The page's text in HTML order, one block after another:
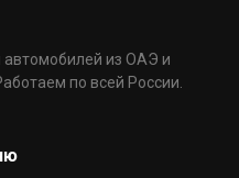
автомобилей из ОАЭ и
по всей России.